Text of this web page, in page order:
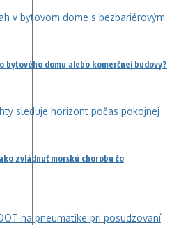
bytového domu alebo komerčnej budovy?
zvládnuť morskú chorobu čo